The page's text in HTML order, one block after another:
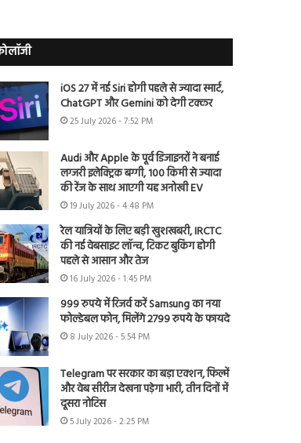
iOS 27 में नई Siri होगी पहले से ज्यादा स्मार्ट,
ChatGPT और Gemini को देगी टक्कर
25 July 2026 - 7:52 PM
Audi और Apple के पूर्व डिजाइनरों ने बनाई
लग्जरी इलेक्ट्रिक बग्गी, 100 किमी से ज्यादा
की रेंज के साथ आएगी यह अनोखी EV
19 July 2026 - 4:48 PM
रेल यात्रियों के लिए बड़ी खुशखबरी, IRCTC
की नई वेबसाइट लॉन्च, टिकट बुकिंग होगी
पहले से आसान और तेज
16 July 2026 - 1:45 PM
999 रुपये में रिजर्व करें Samsung का नया
फोल्डेबल फोन, मिलेंगे 2799 रुपये के फायदे
8 July 2026 - 5:54 PM
Telegram पर सरकार का बड़ा एक्शन, फिल्में
और वेब सीरीज देखना पड़ेगा भारी, तीन दिनों में
दूसरा नोटिस
5 July 2026 - 2:25 PM